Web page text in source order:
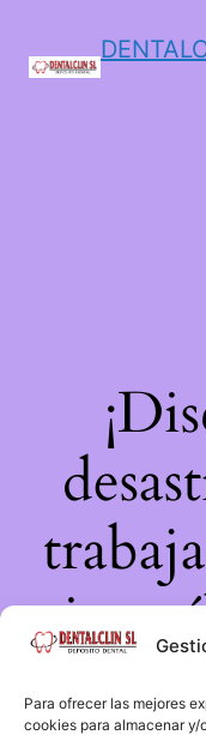
Para ofrecer las mejores
cookies para almacenar y/